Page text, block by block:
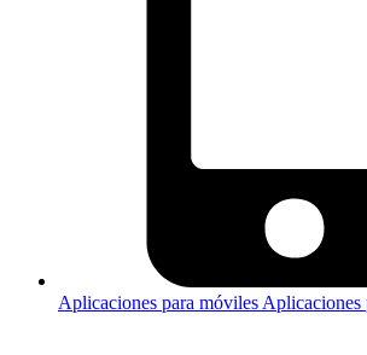
Aplicaciones para móviles Aplicaciones